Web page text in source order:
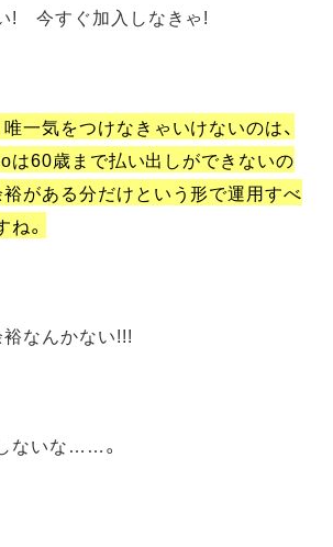
! 今すぐ加入しなきゃ!
唯一気をつけなきゃいけないのは、
は60歳まで払い出しができないの
裕がある分だけという形で運用すべ
ね。
裕なんかない!!!
ないな……。